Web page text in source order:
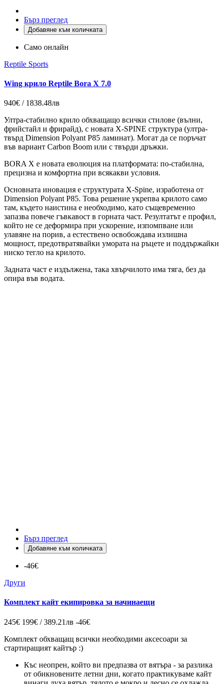
Бърз преглед
Добавяне към количката
Само онлайн
Reptile Sports
Wing крило Reptile Bora X 7.0
940€ / 1838.48лв
Ултра-стабилно крило обхващащо всички стилове (вълни,
фрийстайл и фрирайд), с новата X-SPINE структура (ултра-
твърд Dimension Polyant P85 ламинат). Могат да се поръчат
във вариант Carbon Boom или с твърди дръжки.
BORA X е новата еволюция на платформата: по-стабилна,
прецизна и комфортна при всякакви условия.
Основната иновация е структурата X-Spine, изработена от
Dimension Polyant P85. Това решение укрепва крилото само
там, където наистина е необходимо, като същевременно
запазва повече гъвкавост в горната част. Резултатът е профил,
който не се деформира при ускорение, изпомпване или
улавяне на порив, а естествено освобождава излишна
мощност, предотвратявайки умората на ръцете и поддържайки
ниско тегло на крилото.
Задната част е издължена, така хвърчилото има тяга, без да
опира във водата.
Бърз преглед
Добавяне към количката
-46€
Други
Комплект кайт екипировка за начинаещи
245€ 199€ / 389.21лв -46€
Комплект обхващащ всички необходими аксесоари за
стартиращият кайтър :)
Къс неопрен, който ви предпазва от вятъра - за разлика
от обикновените летни дни, когато практикуваме кайт